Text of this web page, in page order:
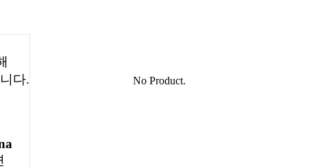
다.
No Product.